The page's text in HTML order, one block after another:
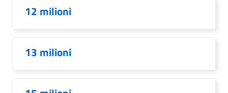
12 milioni
13 milioni